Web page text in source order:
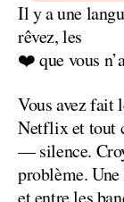
Ilyaune
rêvez,les
❤️quevous
Vousavezfait
Netflixettout
—silence.
problème.Une
etentreles